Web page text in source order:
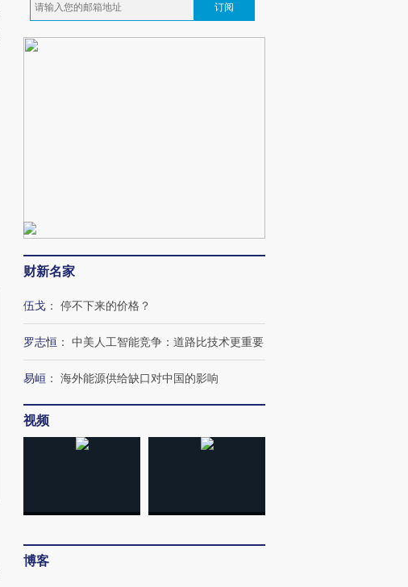
订阅
财新名家
伍戈 ： 停不下来的价格？
罗志恒 ： 中美人工智能竞争：道路比技术更重要
易峘 ： 海外能源供给缺口对中国的影响
视频
博客